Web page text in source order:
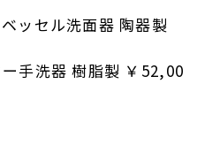
ッセル洗面器 陶器製
手洗器 樹脂製 ￥52,00